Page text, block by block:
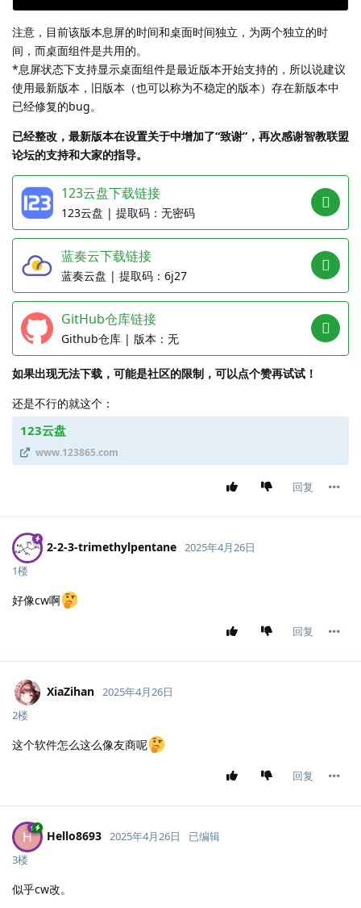
注意，目前该版本息屏的时间和桌面时间独立，为两个独立的时
间，而桌面组件是共用的。
*息屏状态下支持显示桌面组件是最近版本开始支持的，所以说建议
使用最新版本，旧版本（也可以称为不稳定的版本）存在新版本中
已经修复的bug。
已经整改，最新版本在设置关于中增加了“致谢”，再次感谢智教联盟
论坛的支持和大家的指导。
123云盘下载链接
| 无密码
蓝奏云下载链接
| 6j27
GitHub仓库链接
| 无
如果出现无法下载，可能是社区的限制，可以点个赞再试试！
还是不行的就这个：
123云盘
www.123865.com
回复
2-2-3-trimethylpentane 2025年4月26日
1楼
好像cw啊
回复
XiaZihan 2025年4月26日
2楼
这个软件怎么这么像友商呢
回复
H Hello8693 2025年4月26日
已编辑
3楼
似乎cw改。